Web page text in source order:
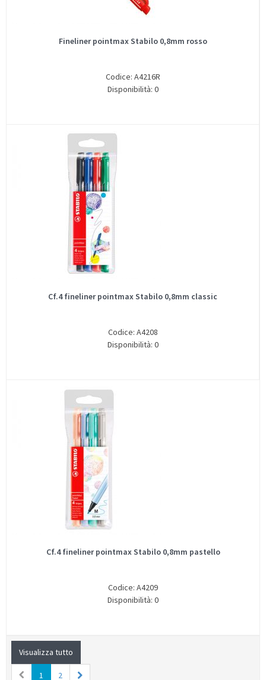
Fineliner pointmax Stabilo 0,8mm rosso
Codice: A4216R
Disponibilità: 0
Cf.4 fineliner pointmax Stabilo 0,8mm classic
Codice: A4208
Disponibilità: 0
Cf.4 fineliner pointmax Stabilo 0,8mm pastello
Codice: A4209
Disponibilità: 0
Visualizza tutto
1 2